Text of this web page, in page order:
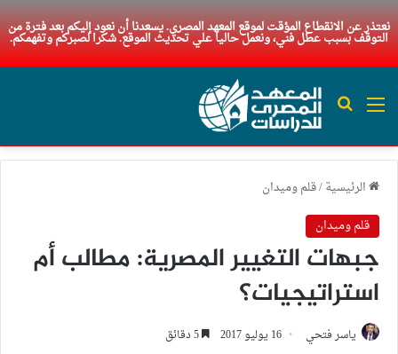
نعتذر عن الانقطاع المؤقت لموقع المعهد المصري. يسعدنا أن نعود إليكم بعد فترة من
التوقف بسبب عطل فني، ونعمل حاليا علي تحديث الموقع. شكرا لصبركم وتفهمكم.
القائمة بحث عن
الرئيسية/قلم وميدان
قلم وميدان
جبهات التغيير المصرية: مطالب أم
استراتيجيات؟
ياسر فتحي 16 يوليو 2017